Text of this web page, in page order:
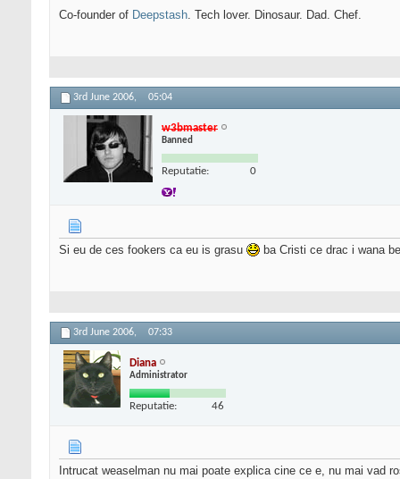
Co-founder of Deepstash. Tech lover. Dinosaur. Dad. Chef.
3rd June 2006, 05:04
w3bmaster
Banned
Reputatie: 0
Si eu de ces fookers ca eu is grasu ba Cristi ce drac i wana
3rd June 2006, 07:33
Diana
Administrator
Reputatie: 46
Intrucat weaselman nu mai poate explica cine ce e, nu mai vad